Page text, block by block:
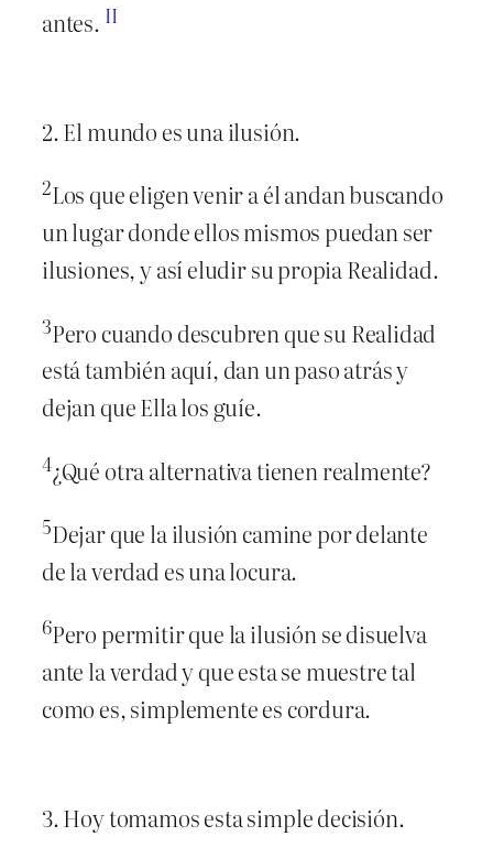
antes. II
2. El mundo es una ilusión.
2Los que eligen venir a él andan buscando
un lugar donde ellos mismos puedan ser
ilusiones, y así eludir su propia Realidad.
3Pero cuando descubren que su Realidad
está también aquí, dan un paso atrás y
dejan que Ella los guíe.
4¿Qué otra alternativa tienen realmente?
5Dejar que la ilusión camine por delante
de la verdad es una locura.
6Pero permitir que la ilusión se disuelva
ante la verdad y que esta se muestre tal
como es, simplemente es cordura.
3. Hoy tomamos esta simple decisión.